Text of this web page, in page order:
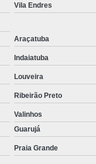
Vila Endres
Araçatuba
Indaiatuba
Louveira
Ribeirão Preto
Valinhos
Guarujá
Praia Grande